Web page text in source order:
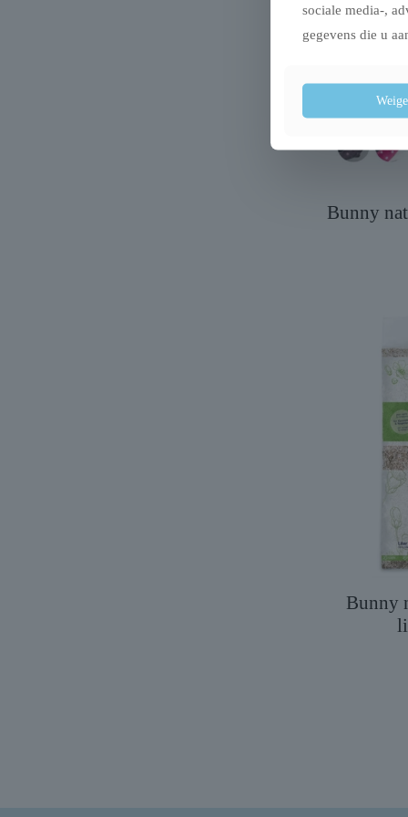
Bunny
Bunny
sociale media-,
gegevens die u